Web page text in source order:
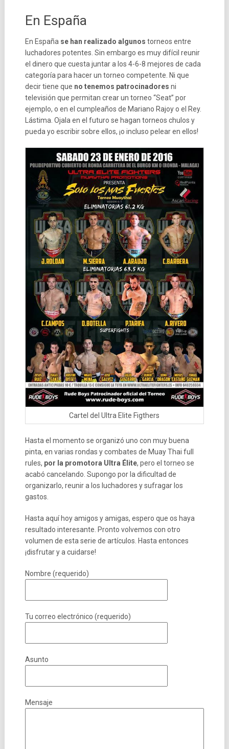
En España
En España se han realizado algunos torneos entre
luchadores potentes. Sin embargo es muy difícil reunir
el dinero que cuesta juntar a los 4-6-8 mejores de cada
categoría para hacer un torneo competente. Ni que
decir tiene que no tenemos patrocinadores ni
televisión que permitan crear un torneo “Seat” por
ejemplo, o en el cumpleaños de Mariano Rajoy o el Rey.
Lástima. Ojala en el futuro se hagan torneos chulos y
pueda yo escribir sobre ellos, ¡o incluso pelear en ellos!
Cartel del Ultra Elite Figthers
Hasta el momento se organizó uno con muy buena
pinta, en varias rondas y combates de Muay Thai full
rules, por la promotora Ultra Élite, pero el torneo se
acabó cancelando. Supongo por la dificultad de
organizarlo, reunir a los luchadores y sufragar los
gastos.
Hasta aquí hoy amigos y amigas, espero que os haya
resultado interesante. Pronto volvemos con otro
volumen de esta serie de artículos. Hasta entonces
¡disfrutar y a cuidarse!
Nombre (requerido)
Tu correo electrónico (requerido)
Asunto
Mensaje